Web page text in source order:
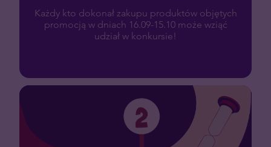
Każdy kto dokonał zakupu produktów objętych
promocją w dniach 16.09-15.10 może wziąć
udział w konkursie!